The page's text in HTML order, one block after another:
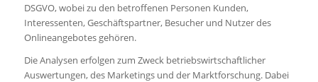
DSGVO, wobei zu den betroffenen Personen Kunden,
Interessenten, Geschäftspartner, Besucher und Nutzer des
Onlineangebotes gehören.
Die Analysen erfolgen zum Zweck betriebswirtschaftlicher
Auswertungen, des Marketings und der Marktforschung. Dabei